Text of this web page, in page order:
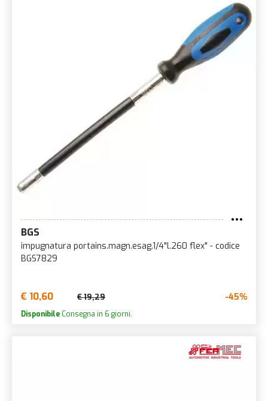
BGS
impugnatura portains.magn.esag.1/4"l.260 flex" - codice
BGS7829
€ 10,60 € 19,29 -45%
Disponibile Consegna in 6 giorni.